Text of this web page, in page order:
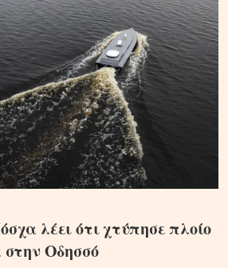
λέει ότι χτύπησε πλοίο
Οδησσό